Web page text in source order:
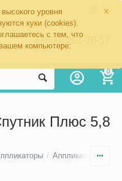
×
уровня
куки (cookies).
с тем, что
компьютере:
8 (800) 201-70-57
0
Плюс 5,8
/ Аппликаторы